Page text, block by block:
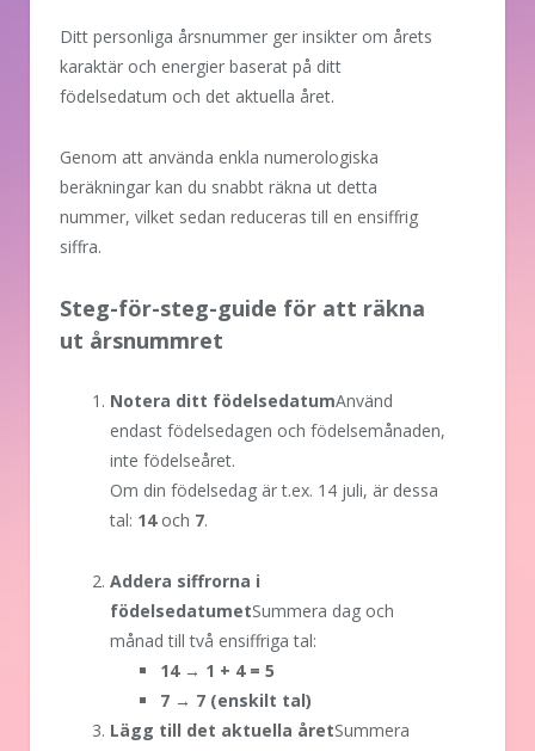
Ditt personliga årsnummer ger insikter om årets
karaktär och energier baserat på ditt
födelsedatum och det aktuella året.
Genom att använda enkla numerologiska
beräkningar kan du snabbt räkna ut detta
nummer, vilket sedan reduceras till en ensiffrig
siffra.
Steg-för-steg-guide för att räkna
ut årsnummret
Notera ditt födelsedatumAnvänd
endast födelsedagen och födelsemånaden,
inte födelseåret.
Om din födelsedag är t.ex. 14 juli, är dessa
tal: 14och 7.
Addera siffrorna i
födelsedatumetSummera dag och
månad till två ensiffriga tal:
14 → 1 + 4 = 5
7 → 7 (enskilt tal)
Lägg till det aktuella åretSummera